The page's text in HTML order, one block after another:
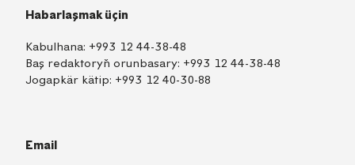
Habarlaşmak üçin
Kabulhana: +993 12 44-38-48
Baş redaktoryň orunbasary: +993 12 44-38-48
Jogapkär kätip: +993 12 40-30-88
Email